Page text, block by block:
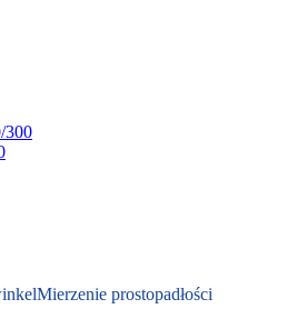
300
Mierzenie prostopadłości